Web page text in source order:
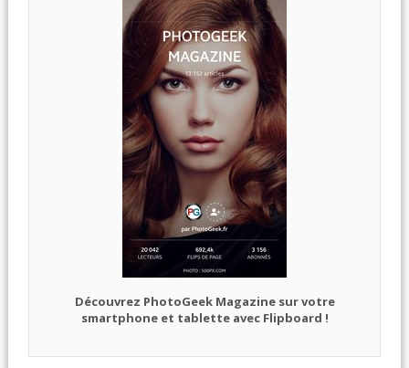
Découvrez PhotoGeek Magazine sur votre
smartphone et tablette avec Flipboard !